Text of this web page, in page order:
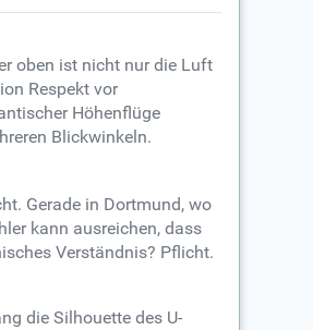
oben ist nicht nur die Luft
Respekt vor
Höhenflüge
Blickwinkeln.
Gerade in Dortmund, wo
kann ausreichen, dass
Verständnis? Pflicht.
die Silhouette des U-